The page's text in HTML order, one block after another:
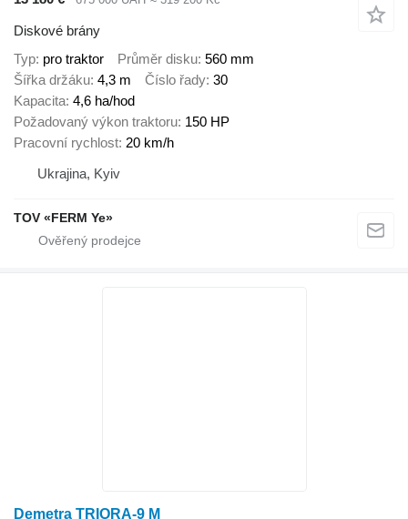
Diskové brány
Typ pro traktor Průměr disku 560 mm
Šířka držáku 4,3 m Číslo řady 30
Kapacita 4,6 ha/hod
Požadovaný výkon traktoru 150 HP
Pracovní rychlost 20 km/h
Ukrajina, Kyiv
TOV «FERM Ye»
Demetra TRIORA-9 M